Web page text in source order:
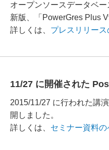
オープンソースデータベ
新版、「PowerGres Plus
詳しくは、 プレスリリース
11/27 に開催された
2015/11/27 に行われた講
開しました。
詳しくは、 セミナー資料の